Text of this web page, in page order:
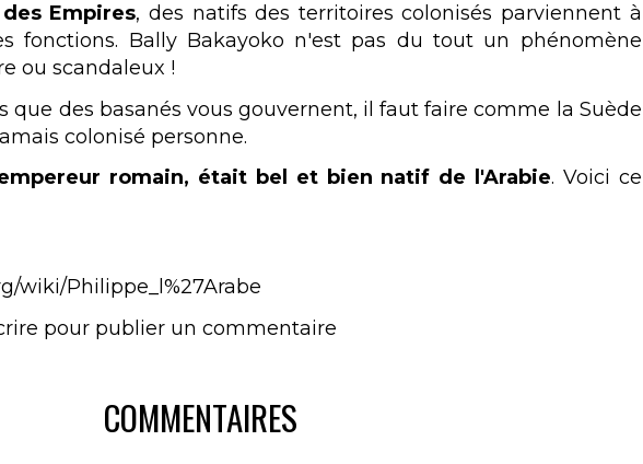
Empires, des natifs des territoires colonisés parviennent à
fonctions. Bally Bakayoko n'est pas du tout un phénomène
ou scandaleux !
des basanés vous gouvernent, il faut faire comme la Suède
colonisé personne.
romain, était bel et bien natif de l'Arabie. Voici ce
wiki/Philippe_l%27Arabe
pour publier un commentaire
COMMENTAIRES